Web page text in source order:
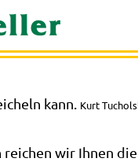
kann. Kurt
reichen wir Ihnen